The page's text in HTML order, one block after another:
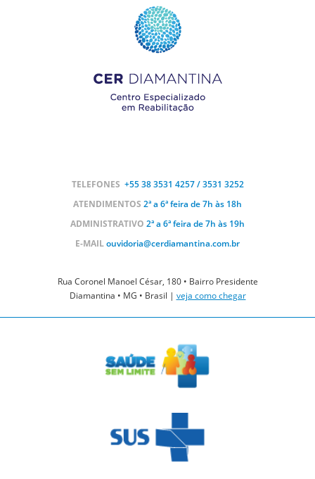
TELEFONES +55 383531 4257 / 3531 3252
ATENDIMENTOS 2ª a 6ª feira de 7h às 18h
ADMINISTRATIVO 2ª a 6ª feira de 7h às 19h
E-MAILouvidoria@cerdiamantina.com.br
Rua Coronel Manoel César, 180 • Bairro Presidente
Diamantina • MG • Brasil | veja como chegar